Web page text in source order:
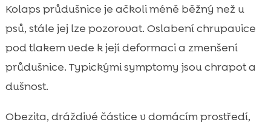
Kolaps průdušnice je ačkoli méně běžný než u
psů, stále jej lze pozorovat. Oslabení chrupavice
pod tlakem vede k její deformaci a zmenšení
průdušnice. Typickými symptomy jsou chrapot a
dušnost.
Obezita, dráždivé částice v domácím prostředí,